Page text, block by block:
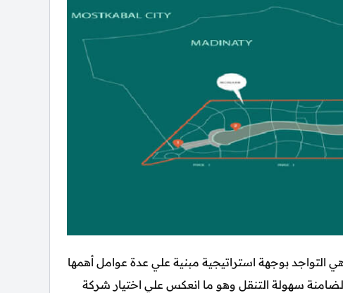
التواجد بوجهة استراتيجية مبنية علي عدة عوامل أهمها
سهولة التنقل وهو ما انعكس علي اختيار شركة